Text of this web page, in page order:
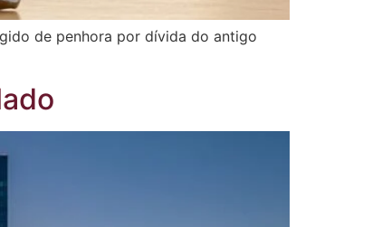
de penhora por dívida do antigo